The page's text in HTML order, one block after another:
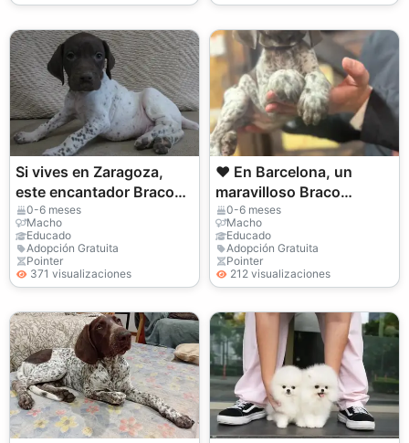
Si vives en Zaragoza,
este encantador Braco
Alemán puede
convertirse en el nuevo
miembro de tu famil
0-6 meses
Macho
Educado
Adopción Gratuita
Pointer
371 visualizaciones
❤️ En Barcelona, un
maravilloso Braco
Alemán espera una
familia responsable
0-6 meses
Macho
Educado
Adopción Gratuita
Pointer
212 visualizaciones